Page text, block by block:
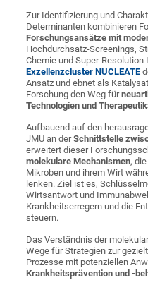
Zur Identifizierung und
Determinanten kombinieren
Forschungsansätze mit
Hochdurchsatz-Screenings,
Chemie und Super-Resolution
Exzellenzcluster NUCLEATE
Ansatz und ebnet als
Forschung den Weg für
Technologien und
Aufbauend auf den
JMU an derSchnittstelle
erweitert dieser
molekulare Mechanismen,
Mikroben und ihrem Wirt
lenken. Ziel ist es,
Wirtsantwort und
Krankheitserregern und die
steuern.
Das Verständnis der
Wege für Strategien zur
Prozesse mit potenziellen
Krankheitsprävention und -